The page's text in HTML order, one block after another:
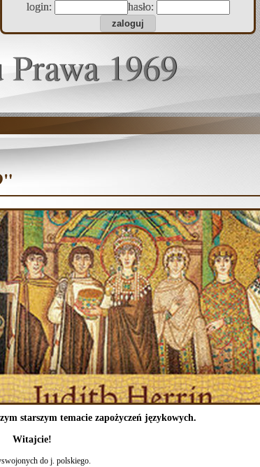
login: hasło:
1969
starszym temacie zapożyczeń językowych.
Witajcie!
do j. polskiego.